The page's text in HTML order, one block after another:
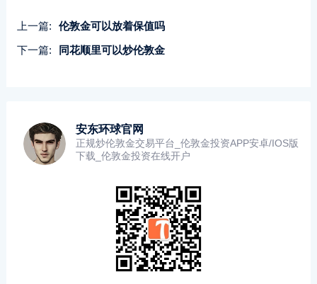
上一篇:
伦敦金可以放着保值吗
下一篇:
同花顺里可以炒伦敦金
安东环球官网
正规炒伦敦金交易平台_伦敦金投资APP安卓/IOS版
下载_伦敦金投资在线开户